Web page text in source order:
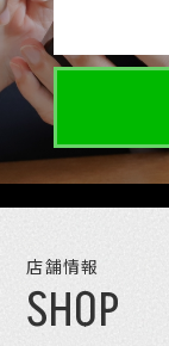
店舗情報
SHOP